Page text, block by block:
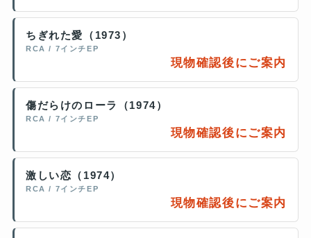
ちぎれた愛（1973）
RCA / 7インチEP
現物確認後にご案内
傷だらけのローラ（1974）
RCA / 7インチEP
現物確認後にご案内
激しい恋（1974）
RCA / 7インチEP
現物確認後にご案内